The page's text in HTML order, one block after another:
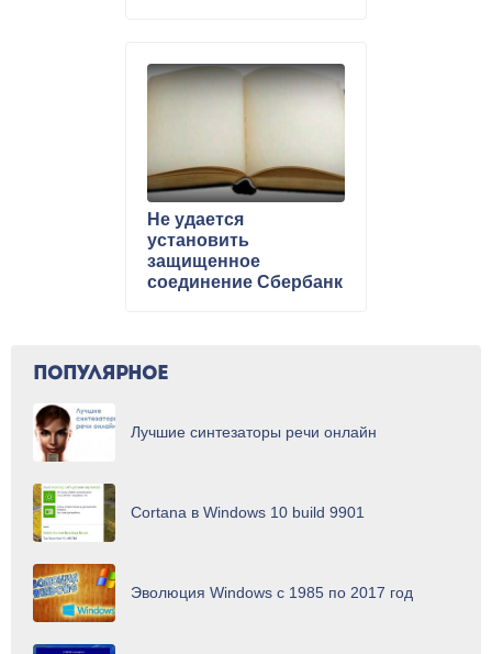
Не удается
установить
защищенное
соединение Сбербанк
ПОПУЛЯРНОЕ
Лучшие синтезаторы речи онлайн
Cortana в Windows 10 build 9901
Эволюция Windows с 1985 по 2017 год